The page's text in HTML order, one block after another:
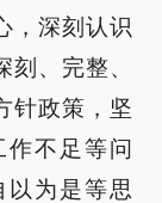
，深刻认识
、完整、
针政策，坚
不足等问
为是等思